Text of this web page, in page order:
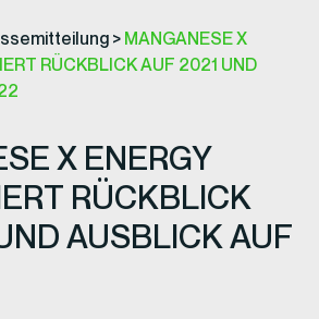
> MANGANESE X
RÜCKBLICK AUF 2021 UND
X ENERGY
RÜCKBLICK
AUSBLICK AUF